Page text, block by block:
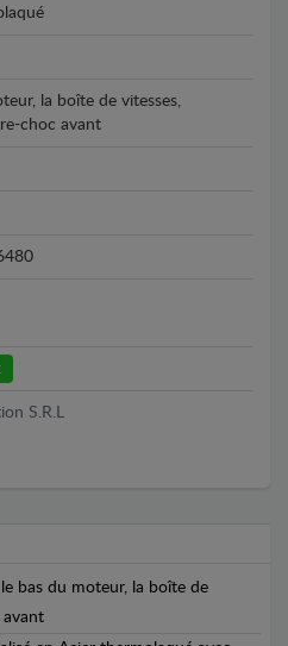
la boîte de vitesses,
choc avant
S.R.L
bas du moteur, la boîte de
avant